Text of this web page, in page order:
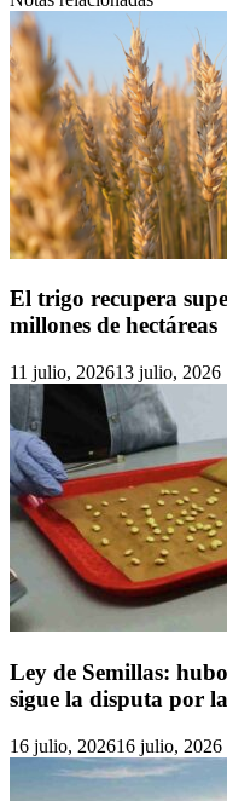
El trigo recupera
millones de hectáreas
11 julio, 202613 julio, 2026
Ley de Semillas:
sigue la disputa por
16 julio, 202616 julio, 2026